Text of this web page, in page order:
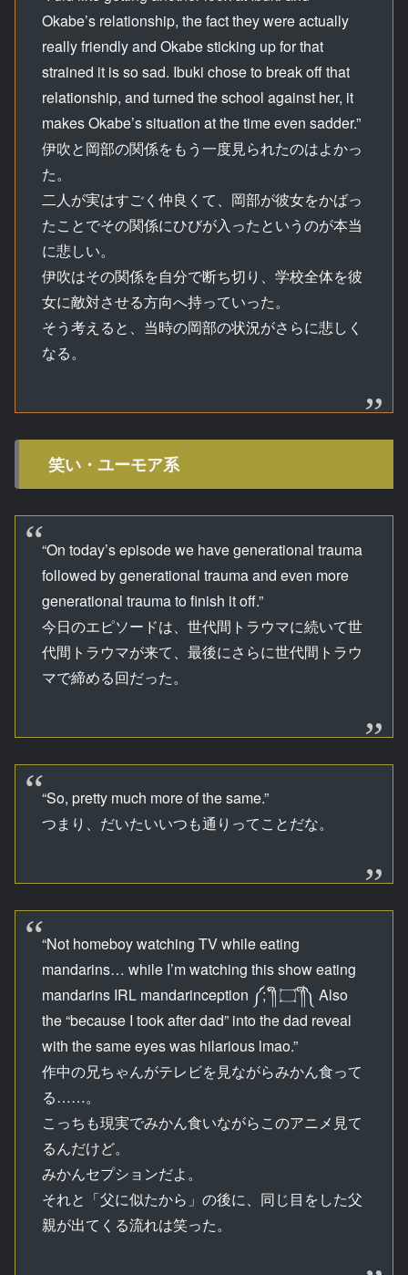
Okabe’s relationship, the fact they were actually
really friendly and Okabe sticking up for that
strained it is so sad. Ibuki chose to break off that
relationship, and turned the school against her, it
makes Okabe’s situation at the time even sadder.”
伊吹と岡部の関係をもう一度見られたのはよかっ
た。
二人が実はすごく仲良くて、岡部が彼女をかばっ
たことでその関係にひびが入ったというのが本当
に悲しい。
伊吹はその関係を自分で断ち切り、学校全体を彼
女に敵対させる方向へ持っていった。
そう考えると、当時の岡部の状況がさらに悲しく
なる。
笑い・ユーモア系
“On today’s episode we have generational trauma
followed by generational trauma and even more
generational trauma to finish it off.”
今日のエピソードは、世代間トラウマに続いて世
代間トラウマが来て、最後にさらに世代間トラウ
マで締める回だった。
“So, pretty much more of the same.”
つまり、だいたいいつも通りってことだな。
“Not homeboy watching TV while eating
mandarins… while I’m watching this show eating
mandarins IRL mandarinception ༼;´༎ຶ ۝ ༎ຶ༽ Also
the “because I took after dad” into the dad reveal
with the same eyes was hilarious lmao.”
作中の兄ちゃんがテレビを見ながらみかん食って
る……。
こっちも現実でみかん食いながらこのアニメ見て
るんだけど。
みかんセプションだよ。
それと「父に似たから」の後に、同じ目をした父
親が出てくる流れは笑った。